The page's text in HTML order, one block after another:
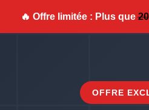
🔥 Offre limitée : Plus que20
OFFRE